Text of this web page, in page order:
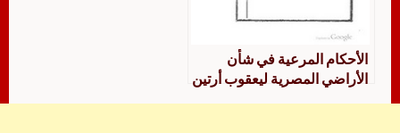
الأحكام المرعية في شأن
الأراضي المصرية ليعقوب أرتين